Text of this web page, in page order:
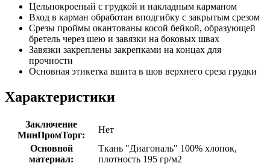
Цельнокроеный с грудкой и накладным карманом
Вход в карман обработан вподгибку с закрытым срезом
Срезы проймы окантованы косой бейкой, образующей
бретель через шею и завязки на боковых швах
Завязки закреплены закрепками на концах для
прочности
Основная этикетка вшита в шов верхнего среза грудки
Характеристики
Заключение
МинПромТорг:
Нет
Основной
материал:
Ткань "Диагональ" 100% хлопок,
плотность 195 гр/м2